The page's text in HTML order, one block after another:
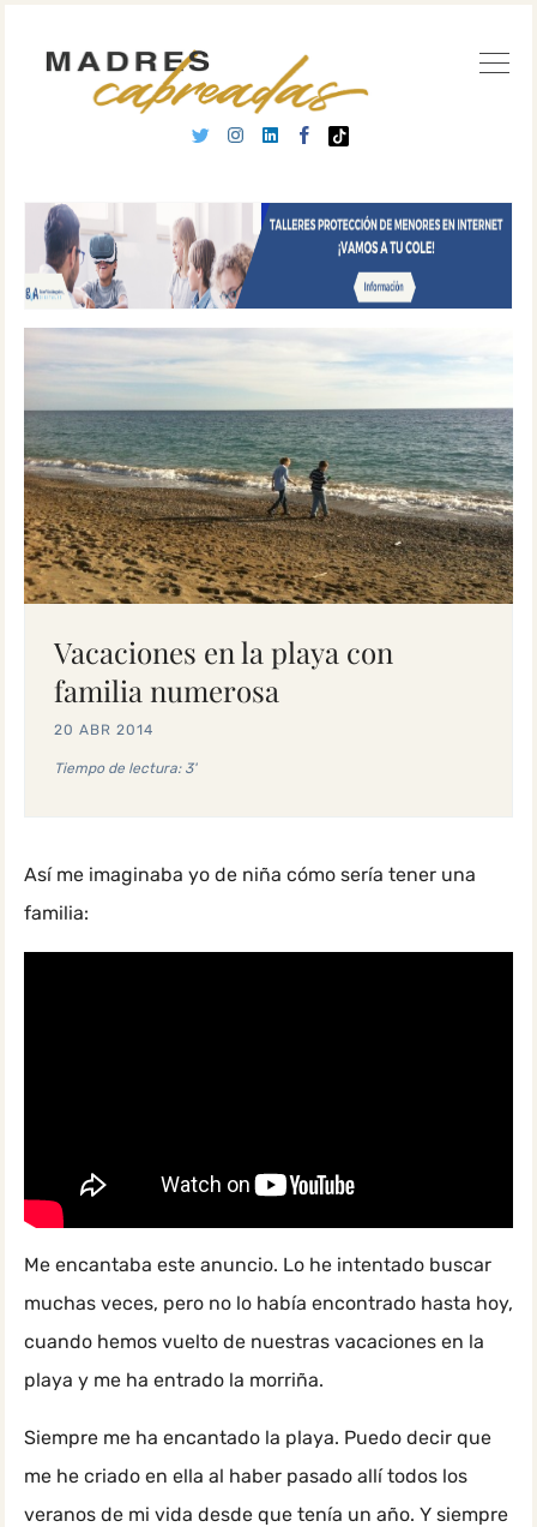
Buscar
Vacaciones en la playa con
familia numerosa
20 ABR 2014
Tiempo de lectura: 3'
Así me imaginaba yo de niña cómo sería tener una
familia:
Me encantaba este anuncio. Lo he intentado buscar
muchas veces, pero no lo había encontrado hasta hoy,
cuando hemos vuelto de nuestras vacaciones en la
playa y me ha entrado la morriña.
Siempre me ha encantado la playa. Puedo decir que
me he criado en ella al haber pasado allí todos los
veranos de mi vida desde que tenía un año. Y siempre